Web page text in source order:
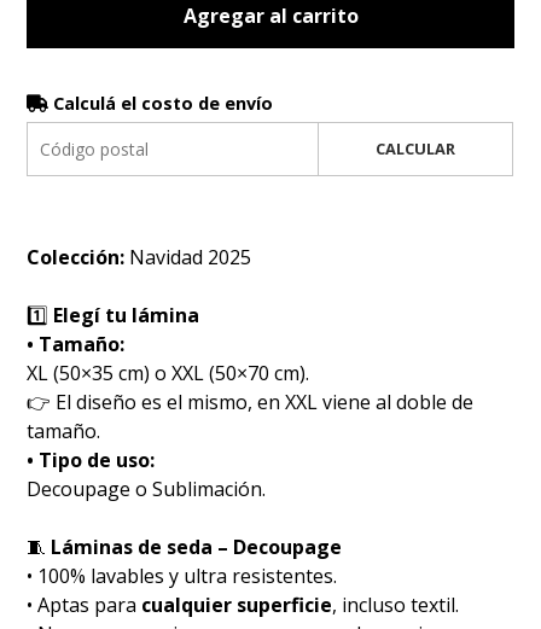
Agregar al carrito
Calculá el costo de envío
CALCULAR
Colección: Navidad 2025
1️⃣ Elegí tu lámina
• Tamaño:
XL (50×35 cm) o XXL (50×70 cm).
👉 El diseño es el mismo, en XXL viene al doble de
tamaño.
• Tipo de uso:
Decoupage o Sublimación.
🧵 Láminas de seda – Decoupage
• 100% lavables y ultra resistentes.
• Aptas para cualquier superficie, incluso textil.